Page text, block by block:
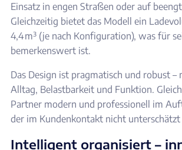
Einsatz in engen Straßen oder auf
Gleichzeitig bietet das Modell ein
4,4 m³ (je nach Konfiguration), was für
bemerkenswert ist.
Das Design ist pragmatisch und robust –
Alltag, Belastbarkeit und Funktion.
Partner modern und professionell im
der im Kundenkontakt nicht
Intelligent organisiert –